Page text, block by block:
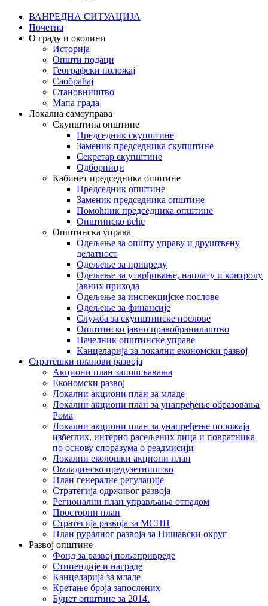
ВАНРЕДНА СИТУАЦИЈА
Почетна
О граду и околини
Историја
Општи подаци
Географски положај
Саобраћај
Становништво
Мапа града
Локална самоуправа
Скупштина општине
Председник скупштине
Заменик председника скупштине
Секретар скупштине
Одборници
Кабинет председника општине
Председник општине
Заменик председника општине
Помоћник председника општине
Општинско веће
Општинска управа
Одељење за општу управу и друштвену
делатност
Одељење за привреду
Одељење за утврђивање, наплату и контролу
јавних прихода
Одељење за инспекцијске послове
Одељење за финансије
Служба за скупштинске послове
Општинско јавно правобранилаштво
Начелник општинске управе
Канцеларија за локални економски развој
Стратешки планови развоја
Акциони план запошљавања
Економски развој
Локални акциони план за младе
Локални акциони план за унапређење образовања
Рома
Локални акциони план за унапређење положаја
избеглих, интерно расељених лица и повратника
по основу споразума о реадмисији
Локални еколошки акциони план
Омладинско предузетништво
План генералне регулације
Стратегија одрживог развоја
Регионални план управљања отпадом
Просторни план
Стратегија развоја за МСПП
План руралног развоја за Нишавски округ
Развој општине
Фонд за развој пољопривреде
Стипендије и награде
Канцеларија за младе
Кретање броја запослених
Буџет општине за 2014.